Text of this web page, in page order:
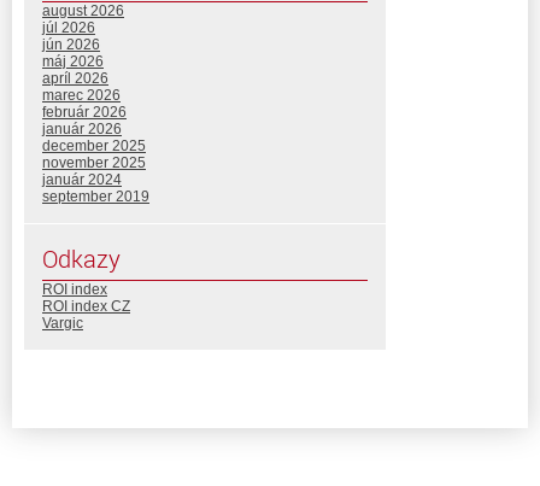
august 2026
júl 2026
jún 2026
máj 2026
apríl 2026
marec 2026
február 2026
január 2026
december 2025
november 2025
január 2024
september 2019
Odkazy
ROI index
ROI index CZ
Vargic